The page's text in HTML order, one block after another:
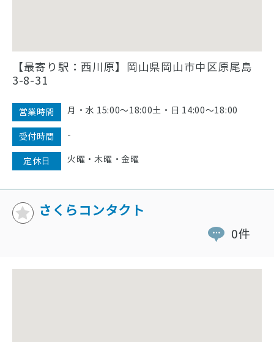
【最寄り駅：西川原】岡山県岡山市中区原尾島
3-8-31
営業時間 月・水 15:00〜18:00土・日 14:00〜18:00
受付時間 -
定休日 火曜・木曜・金曜
さくらコンタクト
0件